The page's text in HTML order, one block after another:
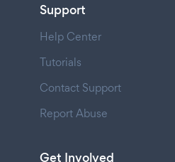
Support
Help Center
Tutorials
Contact Support
Report Abuse
Get Involved